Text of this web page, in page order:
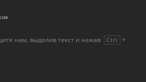
нам, выделив текст и нажав Ctrl +